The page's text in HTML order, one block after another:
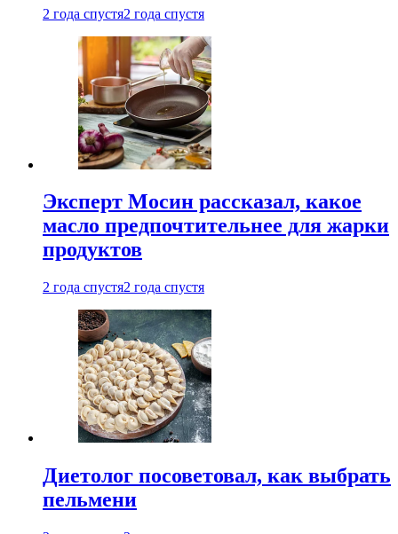
2 года спустя2 года спустя
Эксперт Мосин рассказал, какое
масло предпочтительнее для жарки
продуктов
2 года спустя2 года спустя
Диетолог посоветовал, как выбрать
пельмени